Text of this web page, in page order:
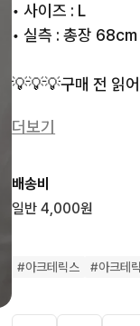
• 사이즈 : L
• 실측 : 총장
💡💡💡구매 전 읽
- 실제 사이즈를 꼭
- 실제 색상과 상이
더보기
배송비
일반 4,000원
#아크테릭스 #아크테